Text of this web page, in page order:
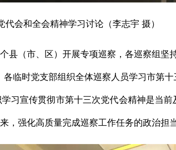
会和全会精神学习讨论（李志宇 摄）
县（市、区）开展专项巡察，各巡察组坚
临时党支部组织全体巡察人员学习市第
习宣传贯彻市第十三次党代会精神是当
，强化高质量完成巡察工作任务的政治担当